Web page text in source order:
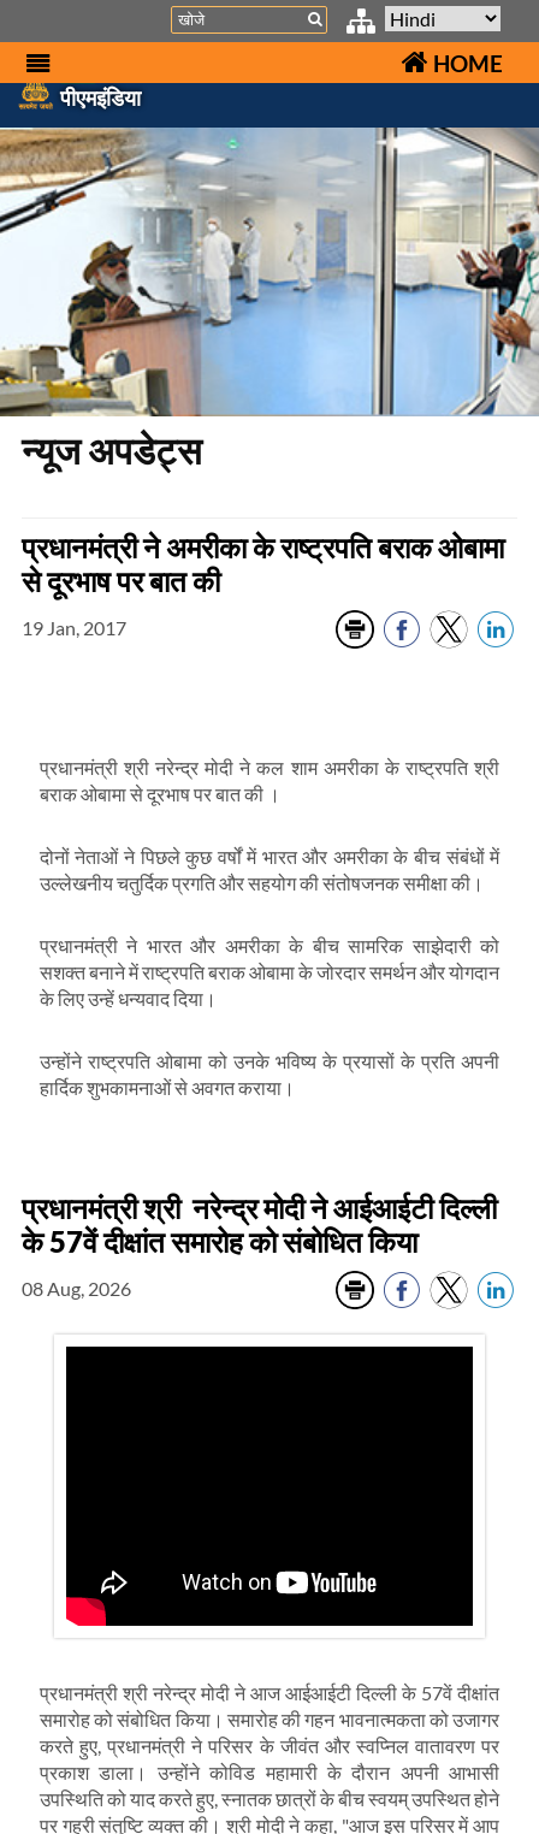
Search
HOME
पीएमइंडिया
न्यूज अपडेट्स
प्रधानमंत्री ने अमरीका के राष्‍ट्रपति बराक ओबामा
से दूरभाष पर बात की
19 Jan, 2017
प्रधानमंत्री श्री नरेन्‍द्र मोदी ने कल शाम अमरीका के राष्‍ट्रपति श्री
बराक ओबामा से दूरभाष पर बात की ।
दोनों नेताओं ने पिछले कुछ वर्षों में भारत और अमरीका के बीच संबंधों में
उल्‍लेखनीय चतुर्दिक प्रगति और सहयोग की संतोषजनक समीक्षा की।
प्रधानमंत्री ने भारत और अमरीका के बीच सामरिक साझेदारी को
सशक्‍त बनाने में राष्‍ट्रपति बराक ओबामा के जोरदार समर्थन और योगदान
के लिए उन्‍हें धन्‍यवाद दिया।
उन्‍होंने राष्‍ट्रपति ओबामा को उनके भविष्‍य के प्रयासों के प्रति अपनी
हार्दिक शुभकामनाओं से अवगत कराया।
प्रधानमंत्री श्री नरेन्द्र मोदी ने आईआईटी दिल्ली
के 57वें दीक्षांत समारोह को संबोधित किया
08 Aug, 2026
प्रधानमंत्री श्री नरेन्द्र मोदी ने आज आईआईटी दिल्ली के 57वें दीक्षांत
समारोह को संबोधित किया। समारोह की गहन भावनात्मकता को उजागर
करते हुए ,प्रधानमंत्री ने परिसर के जीवंत और स्वप्निल वातावरण पर
प्रकाश डाला। उन्होंने कोविड महामारी के दौरान अपनी आभासी
उपस्थिति को याद करते हुए,स्नातक छात्रों के बीच स्वयम् उपस्थित होने
पर गहरी संतुष्टि व्यक्त की। श्री मोदी ने कहा , "आज इस परिसर में आप